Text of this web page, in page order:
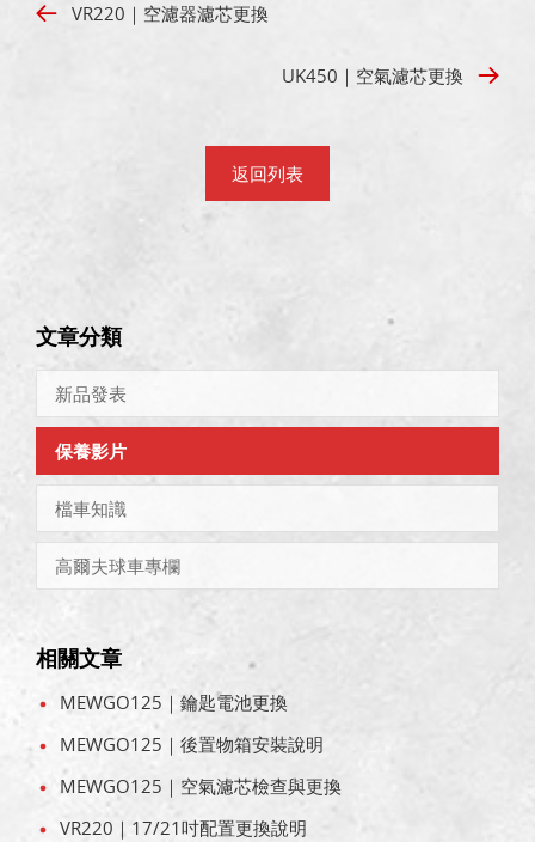
VR220｜空濾器濾芯更換
UK450｜空氣濾芯更換
返回列表
文章分類
新品發表
保養影片
檔車知識
高爾夫球車專欄
相關文章
MEWGO125｜鑰匙電池更換
MEWGO125｜後置物箱安裝說明
MEWGO125｜空氣濾芯檢查與更換
VR220｜17/21吋配置更換說明